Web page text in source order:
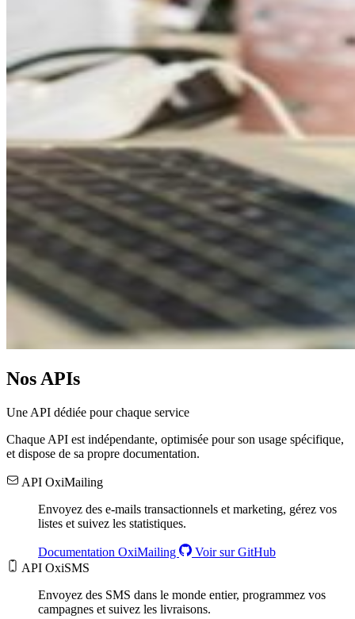
Nos APIs
Une API dédiée pour chaque service
Chaque API est indépendante, optimisée pour son usage spécifique,
et dispose de sa propre documentation.
API OxiMailing
Envoyez des e-mails transactionnels et marketing, gérez vos
listes et suivez les statistiques.
Documentation OxiMailing
Voir sur GitHub
API OxiSMS
Envoyez des SMS dans le monde entier, programmez vos
campagnes et suivez les livraisons.